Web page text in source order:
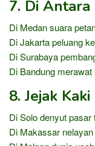
7. Di
Di Medan suara
Di Jakarta peluang
Di Surabaya
Di Bandung
8. Jejak
Di Solo denyut pasar
Di Makassar